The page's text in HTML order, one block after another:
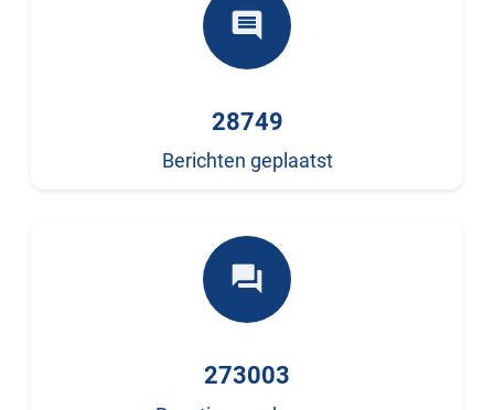
comment
28749
Berichten geplaatst
forum
273003